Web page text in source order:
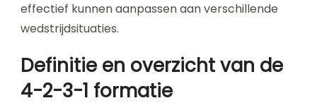
effectief kunnen aanpassen aan verschillende
wedstrijdsituaties.
Definitie en overzicht van de
4-2-3-1 formatie